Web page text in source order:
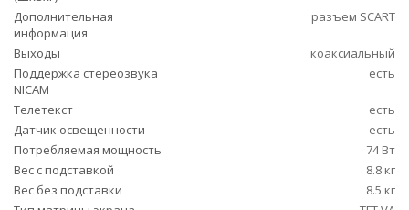
Дополнительная
информация
разъем SCART
Выходы
коаксиальный
Поддержка стереозвука
NICAM
есть
Телетекст
есть
Датчик освещенности
есть
Потребляемая мощность
74 Вт
Вес с подставкой
8.8 кг
Вес без подставки
8.5 кг